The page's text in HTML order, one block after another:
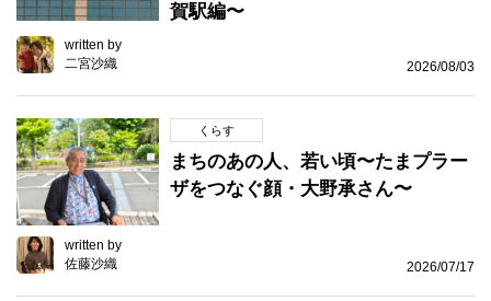
賀駅編〜
written by
二宮沙織
2026/08/03
くらす
まちのあの人、若い頃〜たまプラー
ザをつなぐ顔・大野承さん〜
written by
佐藤沙織
2026/07/17